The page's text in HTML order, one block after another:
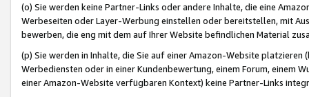
(o) Sie werden keine Partner-Links oder andere Inhalte, die eine
Werbeseiten oder Layer-Werbung einstellen oder bereitstellen, mit
bewerben, die eng mit dem auf Ihrer Website befindlichen Material
(p) Sie werden in Inhalte, die Sie auf einer Amazon-Website
Werbediensten oder in einer Kundenbewertung, einem Forum, einem
einer Amazon-Website verfügbaren Kontext) keine Partner-Links